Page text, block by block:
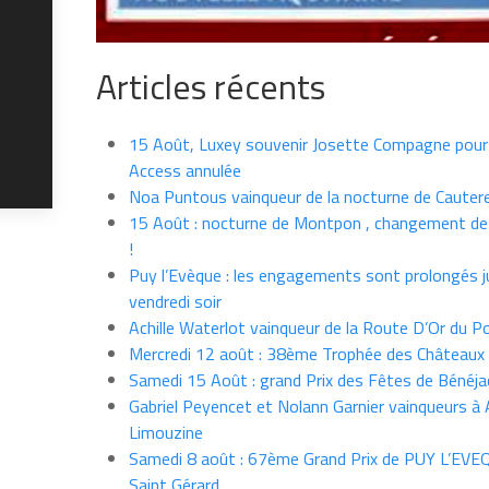
Articles récents
15 Août, Luxey souvenir Josette Compagne
Access annulée
Noa Puntous vainqueur de la nocturne de
15 Août : nocturne de Montpon , changement
!
Puy l’Evèque : les engagements sont prolongés
vendredi soir
Achille Waterlot vainqueur de la Route D’Or du
Mercredi 12 août : 38ème Trophée des Châteaux
Samedi 15 Août : grand Prix des Fêtes de
Gabriel Peyencet et Nolann Garnier vainqueurs à
Limouzine
Samedi 8 août : 67ème Grand Prix de PUY